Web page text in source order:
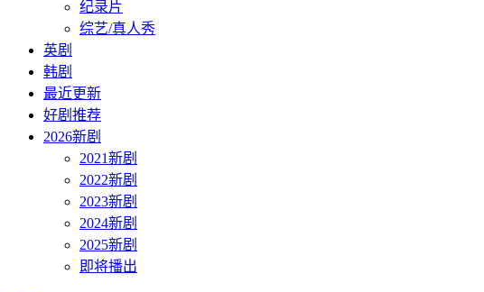
纪录片
综艺/真人秀
英剧
韩剧
最近更新
好剧推荐
2026新剧
2021新剧
2022新剧
2023新剧
2024新剧
2025新剧
即将播出